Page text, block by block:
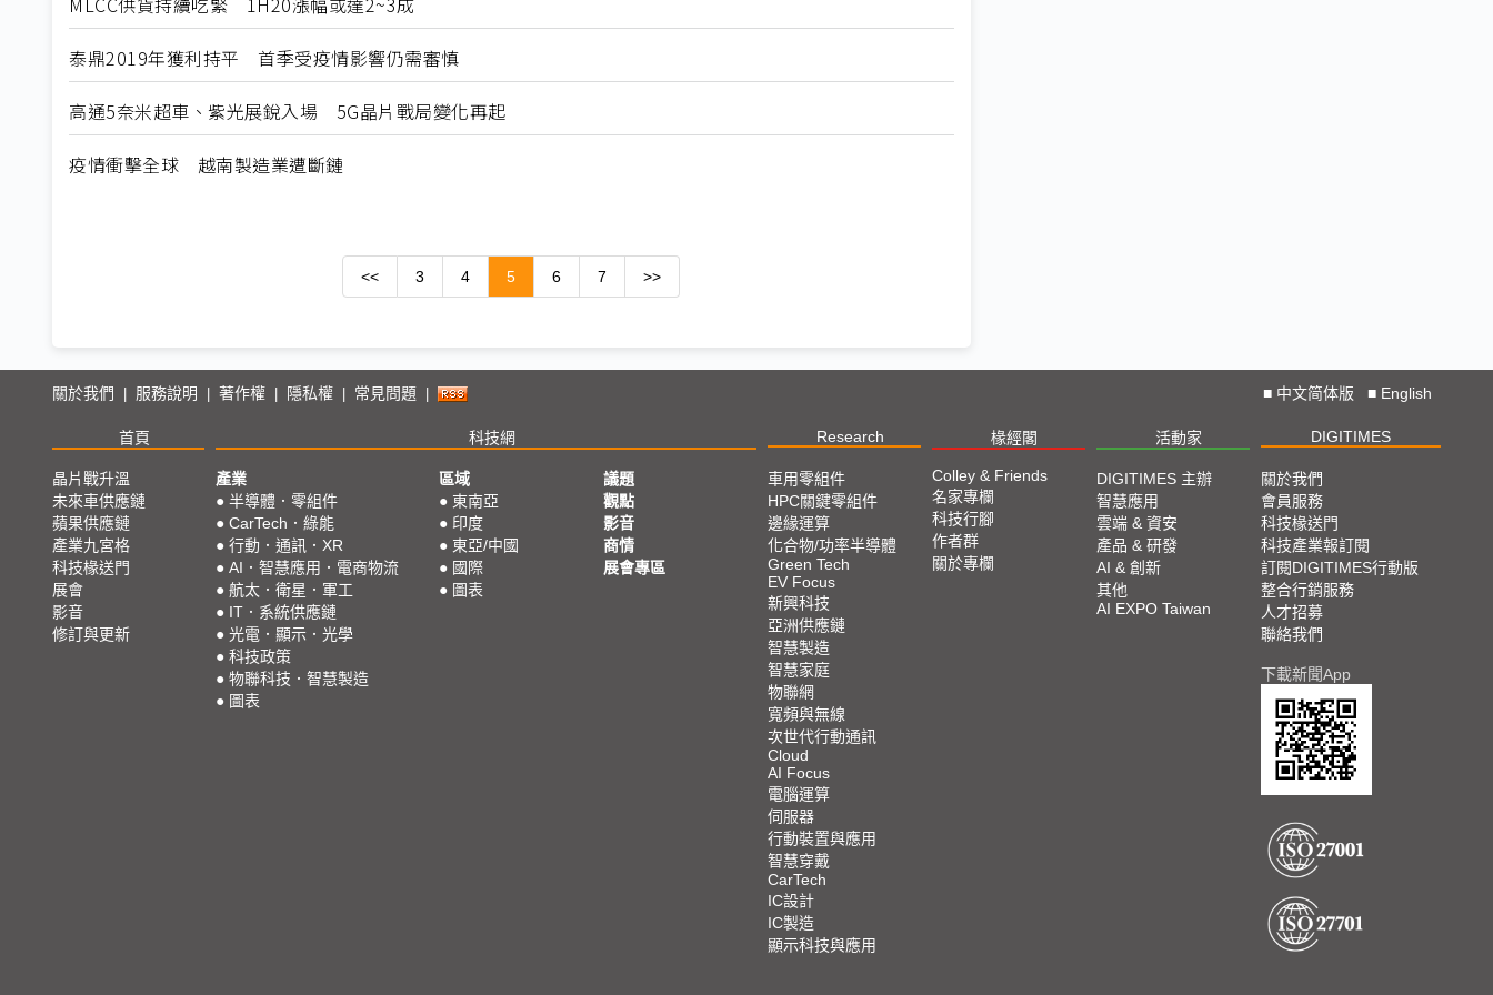
泰鼎2019年獲利持平 首季受疫情影響仍需審慎
高通5奈米超車、紫光展銳入場 5G晶片戰局變化再起
疫情衝擊全球 越南製造業遭斷鏈
<< 3 4 5 6 7 >>
關於我們 服務說明 著作權 隱私權 常見問題 ■ 中文简体版 ■ English
首頁 科技網 Research 椽經閣 活動家 DIGITIMES
晶片戰升溫
未來車供應鏈
蘋果供應鏈
產業九宮格
科技椽送門
展會
影音
修訂與更新
產業
● 半導體．零組件
● CarTech．綠能
● 行動．通訊．XR
● AI．智慧應用．電商物流
● 航太．衛星．軍工
● IT．系統供應鏈
● 光電．顯示．光學
● 科技政策
● 物聯科技．智慧製造
● 圖表
區域
● 東南亞
● 印度
● 東亞/中國
● 國際
● 圖表
議題
觀點
影音
商情
展會專區
車用零組件
HPC關鍵零組件
邊緣運算
化合物/功率半導體
Green Tech
EV Focus
新興科技
亞洲供應鏈
智慧製造
智慧家庭
物聯網
寬頻與無線
次世代行動通訊
Cloud
AI Focus
電腦運算
伺服器
行動裝置與應用
智慧穿戴
CarTech
IC設計
IC製造
顯示科技與應用
Colley & Friends
名家專欄
科技行腳
作者群
關於專欄
DIGITIMES 主辦
智慧應用
雲端 & 資安
產品 & 研發
AI & 創新
其他
AI EXPO Taiwan
關於我們
會員服務
科技椽送門
科技產業報訂閱
訂閱DIGITIMES行動版
整合行銷服務
人才招募
聯絡我們
下載新聞App